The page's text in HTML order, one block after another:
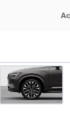
EX30
EX40
EC40
votre
du moment
d'occasion